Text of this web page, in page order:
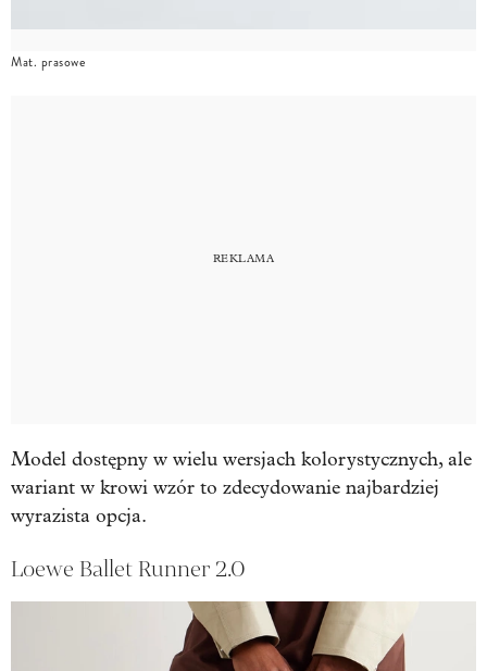
Mat. prasowe
Model dostępny w wielu wersjach kolorystycznych, ale
wariant w krowi wzór to zdecydowanie najbardziej
wyrazista opcja.
Loewe Ballet Runner 2.0